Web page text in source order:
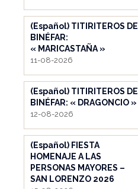
(Español) TITIRITEROS DE
BINÉFAR:
« MARICASTAÑA »
11-08-2026
(Español) TITIRITEROS DE
BINÉFAR: « DRAGONCIO »
12-08-2026
(Español) FIESTA
HOMENAJE A LAS
PERSONAS MAYORES –
SAN LORENZO 2026